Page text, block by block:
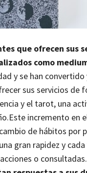
que ofrecen sus
como
y se han
sus servicios
y el tarot, una
Este incremento en
de hábitos por
gran rapidez y
o